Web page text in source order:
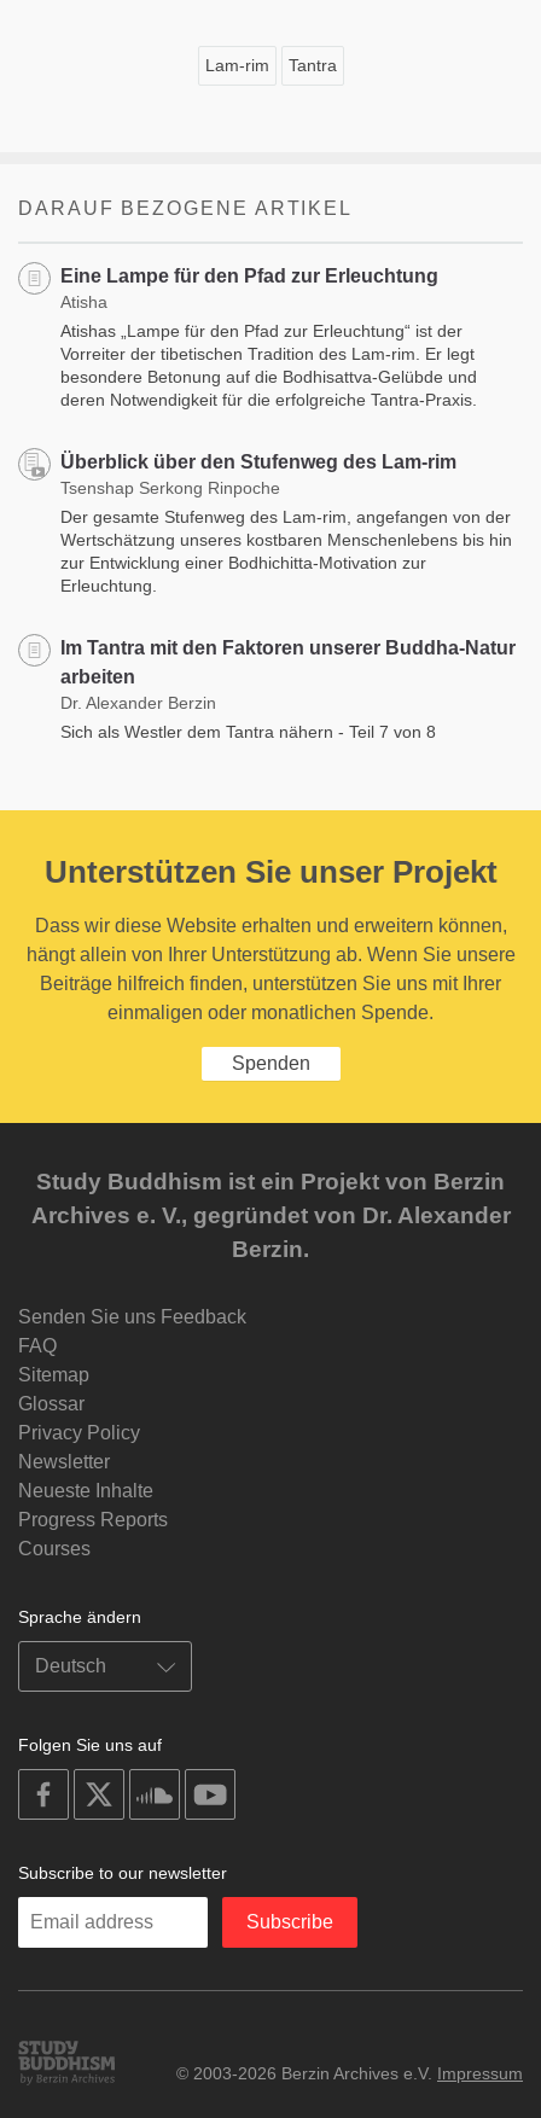
Lam-rim Tantra
DARAUF BEZOGENE ARTIKEL
Eine Lampe für den Pfad zur Erleuchtung
Atisha
Atishas „Lampe für den Pfad zur Erleuchtung“ ist der
Vorreiter der tibetischen Tradition des Lam-rim. Er legt
besondere Betonung auf die Bodhisattva-Gelübde und
deren Notwendigkeit für die erfolgreiche Tantra-Praxis.
Überblick über den Stufenweg des Lam-rim
Tsenshap Serkong Rinpoche
Der gesamte Stufenweg des Lam-rim, angefangen von der
Wertschätzung unseres kostbaren Menschenlebens bis hin
zur Entwicklung einer Bodhichitta-Motivation zur
Erleuchtung.
Im Tantra mit den Faktoren unserer Buddha-Natur
arbeiten
Dr. Alexander Berzin
Sich als Westler dem Tantra nähern - Teil 7 von 8
Unterstützen Sie unser Projekt
Dass wir diese Website erhalten und erweitern können,
hängt allein von Ihrer Unterstützung ab. Wenn Sie unsere
Beiträge hilfreich finden, unterstützen Sie uns mit Ihrer
einmaligen oder monatlichen Spende.
Spenden
Study Buddhism ist ein Projekt von Berzin
Archives e. V., gegründet von Dr. Alexander
Berzin.
Senden Sie uns Feedback
FAQ
Sitemap
Glossar
Privacy Policy
Newsletter
Neueste Inhalte
Progress Reports
Courses
Sprache ändern
Folgen Sie uns auf
on
facebook
soundcloud
Subscribe to our newsletter
Enter
Subscribe
Study
Buddhism
© 2003-2026 Berzin Archives e.V. Impressum